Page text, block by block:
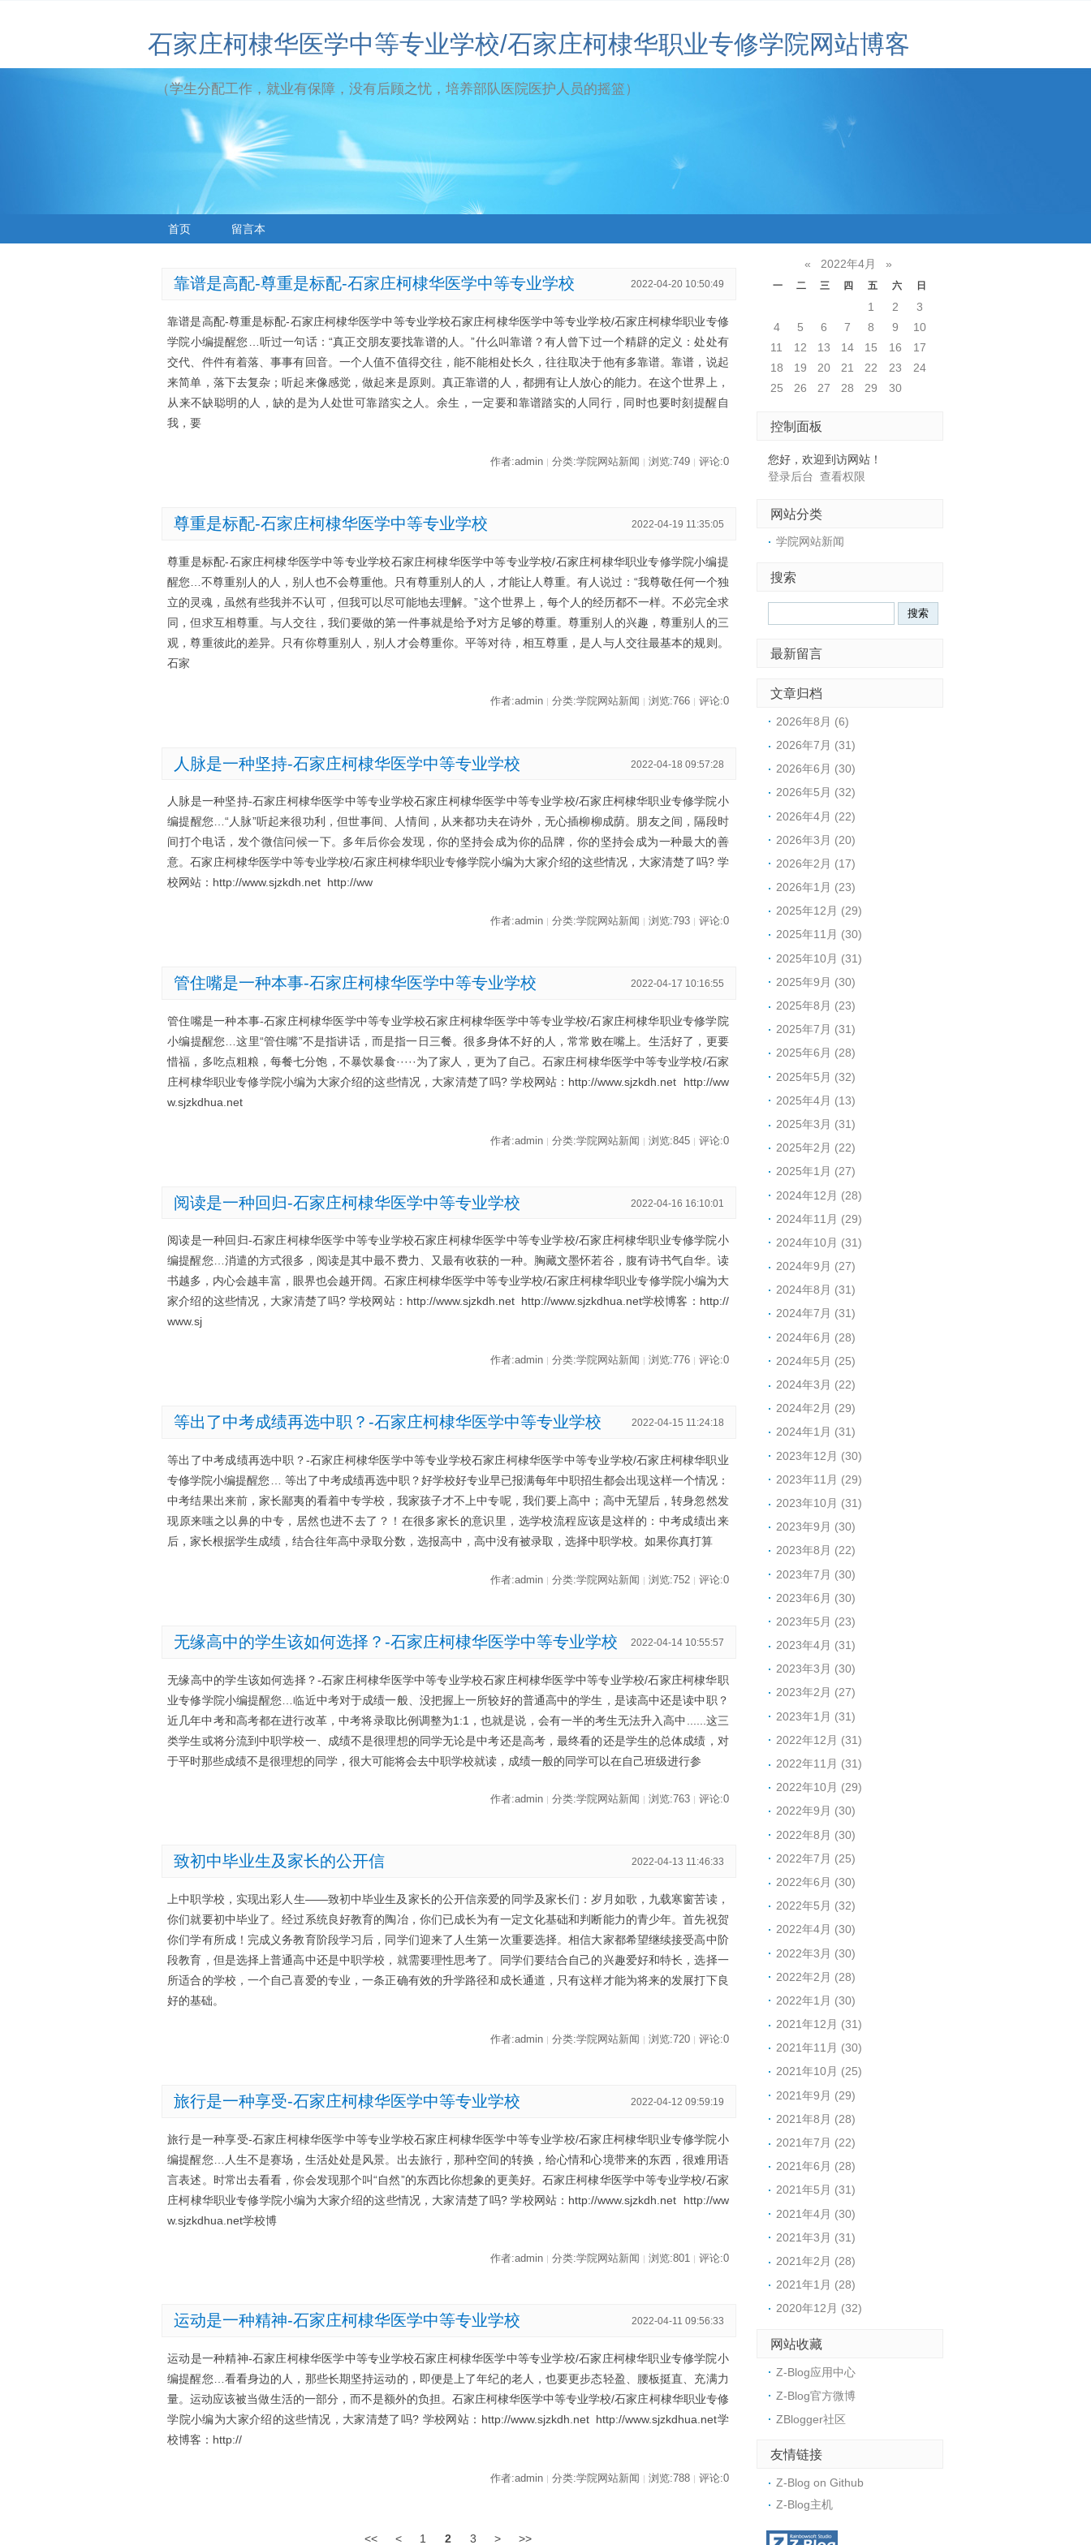
石家庄柯棣华医学中等专业学校/石家庄柯棣华职业专修学院网站博客
（学生分配工作，就业有保障，没有后顾之忧，培养部队医院医护人员的摇篮）
首页 留言本
靠谱是高配-尊重是标配-石家庄柯棣华医学中等专业学校 2022-04-20 10:50:49
靠谱是高配-尊重是标配-石家庄柯棣华医学中等专业学校石家庄柯棣华医学中等专业学校/石家庄柯棣华职业专修
学院小编提醒您…听过一句话：“真正交朋友要找靠谱的人。”什么叫靠谱？有人曾下过一个精辟的定义：处处有
交代、件件有着落、事事有回音。一个人值不值得交往，能不能相处长久，往往取决于他有多靠谱。靠谱，说起
来简单，落下去复杂；听起来像感觉，做起来是原则。真正靠谱的人，都拥有让人放心的能力。在这个世界上，
从来不缺聪明的人，缺的是为人处世可靠踏实之人。余生，一定要和靠谱踏实的人同行，同时也要时刻提醒自
我，要
作者:admin | 分类:学院网站新闻 | 浏览:749 | 评论:0
尊重是标配-石家庄柯棣华医学中等专业学校 2022-04-19 11:35:05
尊重是标配-石家庄柯棣华医学中等专业学校石家庄柯棣华医学中等专业学校/石家庄柯棣华职业专修学院小编提
醒您…不尊重别人的人，别人也不会尊重他。只有尊重别人的人，才能让人尊重。有人说过：“我尊敬任何一个独
立的灵魂，虽然有些我并不认可，但我可以尽可能地去理解。”这个世界上，每个人的经历都不一样。不必完全求
同，但求互相尊重。与人交往，我们要做的第一件事就是给予对方足够的尊重。尊重别人的兴趣，尊重别人的三
观，尊重彼此的差异。只有你尊重别人，别人才会尊重你。平等对待，相互尊重，是人与人交往最基本的规则。
石家
作者:admin 分类:学院网站新闻 浏览:766 评论:0
人脉是一种坚持-石家庄柯棣华医学中等专业学校 2022-04-18 09:57:28
人脉是一种坚持-石家庄柯棣华医学中等专业学校石家庄柯棣华医学中等专业学校/石家庄柯棣华职业专修学院小
编提醒您…“人脉”听起来很功利，但世事间、人情间，从来都功夫在诗外，无心插柳柳成荫。朋友之间，隔段时
间打个电话，发个微信问候一下。多年后你会发现，你的坚持会成为你的品牌，你的坚持会成为一种最大的善
意。石家庄柯棣华医学中等专业学校/石家庄柯棣华职业专修学院小编为大家介绍的这些情况，大家清楚了吗? 学
校网站：http://www.sjzkdh.net http://ww
作者:admin | 分类:学院网站新闻 | 浏览:793 | 评论:0
管住嘴是一种本事-石家庄柯棣华医学中等专业学校 2022-04-17 10:16:55
管住嘴是一种本事-石家庄柯棣华医学中等专业学校石家庄柯棣华医学中等专业学校/石家庄柯棣华职业专修学院
小编提醒您…这里“管住嘴”不是指讲话，而是指一日三餐。很多身体不好的人，常常败在嘴上。生活好了，更要
惜福，多吃点粗粮，每餐七分饱，不暴饮暴食·····为了家人，更为了自己。石家庄柯棣华医学中等专业学校/石家
庄柯棣华职业专修学院小编为大家介绍的这些情况，大家清楚了吗? 学校网站：http://www.sjzkdh.net http://ww
w.sjzkdhua.net
作者:admin | 分类:学院网站新闻 | 浏览:845 | 评论:0
阅读是一种回归-石家庄柯棣华医学中等专业学校 2022-04-16 16:10:01
阅读是一种回归-石家庄柯棣华医学中等专业学校石家庄柯棣华医学中等专业学校/石家庄柯棣华职业专修学院小
编提醒您…消遣的方式很多，阅读是其中最不费力、又最有收获的一种。胸藏文墨怀若谷，腹有诗书气自华。读
书越多，内心会越丰富，眼界也会越开阔。石家庄柯棣华医学中等专业学校/石家庄柯棣华职业专修学院小编为大
家介绍的这些情况，大家清楚了吗? 学校网站：http://www.sjzkdh.net http://www.sjzkdhua.net学校博客：http://
www.sj
作者:admin | 分类:学院网站新闻 | 浏览:776 | 评论:0
等出了中考成绩再选中职？-石家庄柯棣华医学中等专业学校 2022-04-15 11:24:18
等出了中考成绩再选中职？-石家庄柯棣华医学中等专业学校石家庄柯棣华医学中等专业学校/石家庄柯棣华职业
专修学院小编提醒您… 等出了中考成绩再选中职？好学校好专业早已报满每年中职招生都会出现这样一个情况：
中考结果出来前，家长鄙夷的看着中专学校，我家孩子才不上中专呢，我们要上高中；高中无望后，转身忽然发
现原来嗤之以鼻的中专，居然也进不去了？！在很多家长的意识里，选学校流程应该是这样的：中考成绩出来
后，家长根据学生成绩，结合往年高中录取分数，选报高中，高中没有被录取，选择中职学校。如果你真打算
作者:admin | 分类:学院网站新闻 | 浏览:752 | 评论:0
无缘高中的学生该如何选择？-石家庄柯棣华医学中等专业学校 2022-04-14 10:55:57
无缘高中的学生该如何选择？-石家庄柯棣华医学中等专业学校石家庄柯棣华医学中等专业学校/石家庄柯棣华职
业专修学院小编提醒您…临近中考对于成绩一般、没把握上一所较好的普通高中的学生，是读高中还是读中职？
近几年中考和高考都在进行改革，中考将录取比例调整为1:1，也就是说，会有一半的考生无法升入高中......这三
类学生或将分流到中职学校一、成绩不是很理想的同学无论是中考还是高考，最终看的还是学生的总体成绩，对
于平时那些成绩不是很理想的同学，很大可能将会去中职学校就读，成绩一般的同学可以在自己班级进行参
作者:admin | 分类:学院网站新闻 | 浏览:763 | 评论:0
致初中毕业生及家长的公开信 2022-04-13 11:46:33
上中职学校，实现出彩人生——致初中毕业生及家长的公开信亲爱的同学及家长们：岁月如歌，九载寒窗苦读，
你们就要初中毕业了。经过系统良好教育的陶冶，你们已成长为有一定文化基础和判断能力的青少年。首先祝贺
你们学有所成！完成义务教育阶段学习后，同学们迎来了人生第一次重要选择。相信大家都希望继续接受高中阶
段教育，但是选择上普通高中还是中职学校，就需要理性思考了。同学们要结合自己的兴趣爱好和特长，选择一
所适合的学校，一个自己喜爱的专业，一条正确有效的升学路径和成长通道，只有这样才能为将来的发展打下良
好的基础。
作者:admin | 分类:学院网站新闻 | 浏览:720 | 评论:0
旅行是一种享受-石家庄柯棣华医学中等专业学校 2022-04-12 09:59:19
旅行是一种享受-石家庄柯棣华医学中等专业学校石家庄柯棣华医学中等专业学校/石家庄柯棣华职业专修学院小
编提醒您…人生不是赛场，生活处处是风景。出去旅行，那种空间的转换，给心情和心境带来的东西，很难用语
言表述。时常出去看看，你会发现那个叫“自然”的东西比你想象的更美好。石家庄柯棣华医学中等专业学校/石家
庄柯棣华职业专修学院小编为大家介绍的这些情况，大家清楚了吗? 学校网站：http://www.sjzkdh.net http://ww
w.sjzkdhua.net学校博
作者:admin | 分类:学院网站新闻 | 浏览:801 | 评论:0
运动是一种精神-石家庄柯棣华医学中等专业学校 2022-04-11 09:56:33
运动是一种精神-石家庄柯棣华医学中等专业学校石家庄柯棣华医学中等专业学校/石家庄柯棣华职业专修学院小
编提醒您…看看身边的人，那些长期坚持运动的，即便是上了年纪的老人，也要更步态轻盈、腰板挺直、充满力
量。运动应该被当做生活的一部分，而不是额外的负担。石家庄柯棣华医学中等专业学校/石家庄柯棣华职业专修
学院小编为大家介绍的这些情况，大家清楚了吗? 学校网站：http://www.sjzkdh.net http://www.sjzkdhua.net学
校博客：http://
作者:admin | 分类:学院网站新闻 | 浏览:788 | 评论:0
<< < 1 2 3 > >>
« 2022年4月 »
一 二 三 四 五 六 日
1 2
3
4
5 6 7 8 9
10
11
12 13 14 15 16
17
18
19 20 21 22 23
24
25
26 27 28 29 30
控制面板
您好，欢迎到访网站！
登录后台 查看权限
网站分类
学院网站新闻
搜索
最新留言
文章归档
2026年8月 (6)
2026年7月 (31)
2026年6月 (30)
2026年5月 (32)
2026年4月 (22)
2026年3月 (20)
2026年2月 (17)
2026年1月 (23)
2025年12月 (29)
2025年11月 (30)
2025年10月 (31)
2025年9月 (30)
2025年8月 (23)
2025年7月 (31)
2025年6月 (28)
2025年5月 (32)
2025年4月 (13)
2025年3月 (31)
2025年2月 (22)
2025年1月 (27)
2024年12月 (28)
2024年11月 (29)
2024年10月 (31)
2024年9月 (27)
2024年8月 (31)
2024年7月 (31)
2024年6月 (28)
2024年5月 (25)
2024年3月 (22)
2024年2月 (29)
2024年1月 (31)
2023年12月 (30)
2023年11月 (29)
2023年10月 (31)
2023年9月 (30)
2023年8月 (22)
2023年7月 (30)
2023年6月 (30)
2023年5月 (23)
2023年4月 (31)
2023年3月 (30)
2023年2月 (27)
2023年1月 (31)
2022年12月 (31)
2022年11月 (31)
2022年10月 (29)
2022年9月 (30)
2022年8月 (30)
2022年7月 (25)
2022年6月 (30)
2022年5月 (32)
2022年4月 (30)
2022年3月 (30)
2022年2月 (28)
2022年1月 (30)
2021年12月 (31)
2021年11月 (30)
2021年10月 (25)
2021年9月 (29)
2021年8月 (28)
2021年7月 (22)
2021年6月 (28)
2021年5月 (31)
2021年4月 (30)
2021年3月 (31)
2021年2月 (28)
2021年1月 (28)
2020年12月 (32)
网站收藏
Z-Blog应用中心
Z-Blog官方微博
ZBlogger社区
友情链接
Z-Blog on Github
Z-Blog主机